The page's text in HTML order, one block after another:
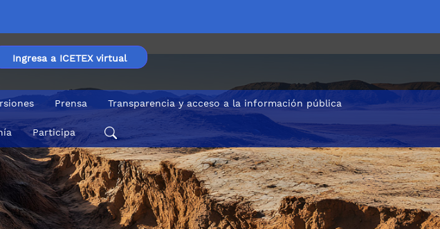
Ingresa a ICETEX virtual
Prensa Transparencia y acceso a la información pública
Participa